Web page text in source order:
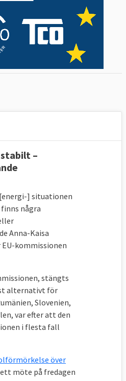
–
] situationen
några
Anna-Kaisa
kommissionen
stängts
alternativt för
Slovenien,
var efter att den
i flesta fall
över
möte på fredagen